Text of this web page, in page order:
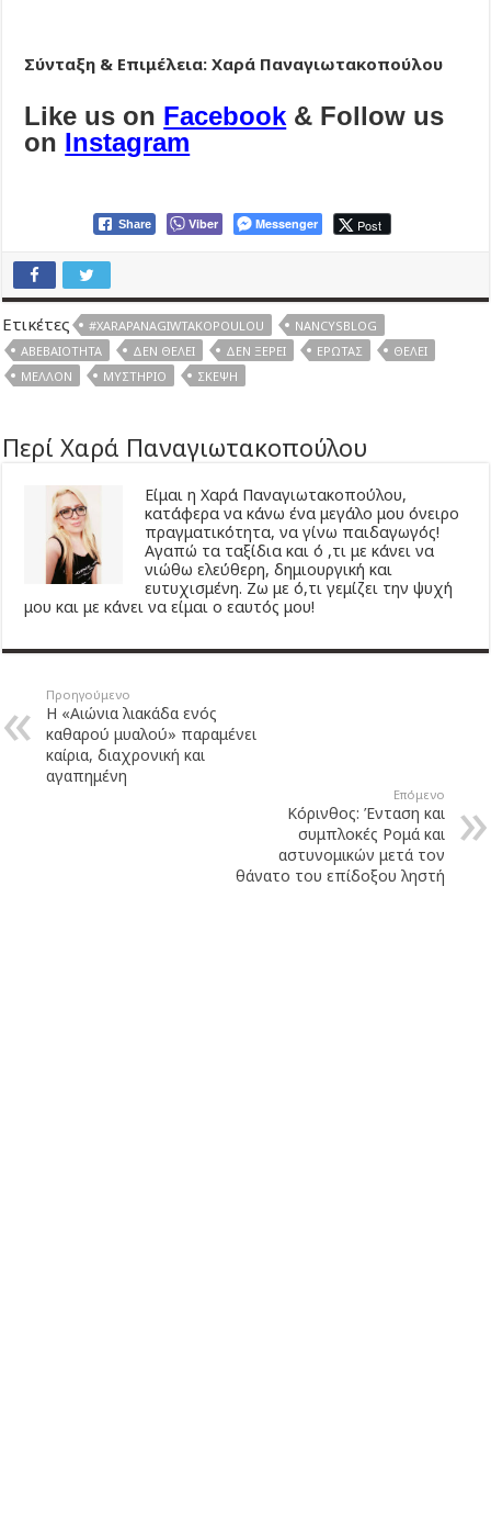
Σύνταξη & Επιμέλεια: Χαρά Παναγιωτακοπούλου
Like us on Facebook & Follow us
on Instagram
Share Viber Messenger Post
Ετικέτες #XARAPANAGIWTAKOPOULOU
NANCYSBLOG
ΑΒΕΒΑΙΌΤΗΤΑ
ΔΕΝ ΘΈΛΕΙ ΔΕΝ ΞΈΡΕΙ ΈΡΩΤΑΣ
ΘΈΛΕΙ
ΜΈΛΛΟΝ
ΜΥΣΤΉΡΙΟ ΣΚΈΨΗ
Περί Χαρά Παναγιωτακοπούλου
Είμαι η Χαρά Παναγιωτακοπούλου,
κατάφερα να κάνω ένα μεγάλο μου όνειρο
πραγματικότητα, να γίνω παιδαγωγός!
Αγαπώ τα ταξίδια και ό ,τι με κάνει να
νιώθω ελεύθερη, δημιουργική και
ευτυχισμένη. Ζω με ό,τι γεμίζει την ψυχή
μου και με κάνει να είμαι ο εαυτός μου!
Προηγούμενο
Η «Αιώνια λιακάδα ενός
καθαρού μυαλού» παραμένει
καίρια, διαχρονική και
αγαπημένη
Επόμενο
Κόρινθος: Ένταση και
συμπλοκές Ρομά και
αστυνομικών μετά τον
θάνατο του επίδοξου ληστή